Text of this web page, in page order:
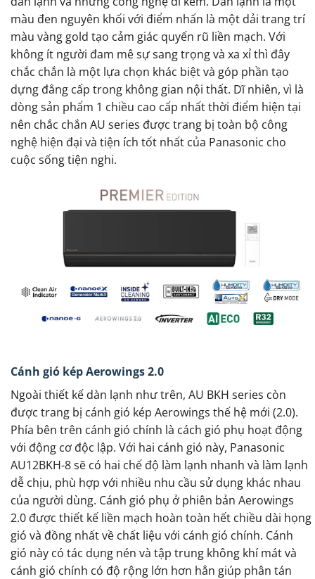
màu đen nguyên khối với điểm nhấn là một dải trang trí
màu vàng gold tạo cảm giác quyến rũ liền mạch. Với
không ít người đam mê sự sang trọng và xa xỉ thì đây
chắc chắn là một lựa chọn khác biệt và góp phần tạo
dựng đẳng cấp trong không gian nội thất. Dĩ nhiên, vì là
dòng sản phẩm 1 chiều cao cấp nhất thời điểm hiện tại
nên chắc chắn AU series được trang bị toàn bộ công
nghệ hiện đại và tiện ích tốt nhất của Panasonic cho
cuộc sống tiện nghi.
Cánh gió kép Aerowings 2.0
Ngoài thiết kế dàn lạnh như trên, AU BKH series còn
được trang bị cánh gió kép Aerowings thế hệ mới (2.0).
Phía bên trên cánh gió chính là cách gió phụ hoạt động
với động cơ độc lập. Với hai cánh gió này, Panasonic
AU12BKH-8 sẽ có hai chế độ làm lạnh nhanh và làm lạnh
dễ chịu, phù hợp với nhiều nhu cầu sử dụng khác nhau
của người dùng. Cánh gió phụ ở phiên bản Aerowings
2.0 được thiết kế liền mạch hoàn toàn hết chiều dài họng
gió và đồng nhất về chất liệu với cánh gió chính. Cánh
gió này có tác dụng nén và tập trung không khí mát và
cánh gió chính có độ rộng lớn hơn hẳn giúp phân tán